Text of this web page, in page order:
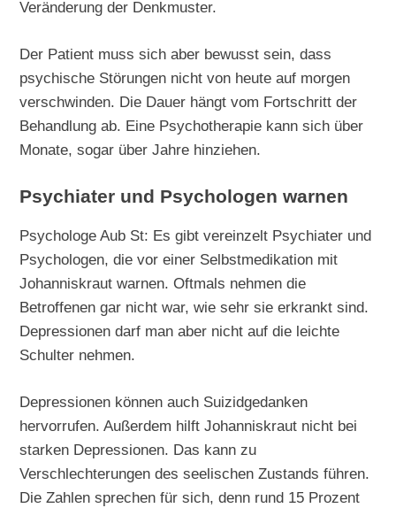
Veränderung der Denkmuster.
Der Patient muss sich aber bewusst sein, dass
psychische Störungen nicht von heute auf morgen
verschwinden. Die Dauer hängt vom Fortschritt der
Behandlung ab. Eine Psychotherapie kann sich über
Monate, sogar über Jahre hinziehen.
Psychiater und Psychologen warnen
Psychologe Aub St: Es gibt vereinzelt Psychiater und
Psychologen, die vor einer Selbstmedikation mit
Johanniskraut warnen. Oftmals nehmen die
Betroffenen gar nicht war, wie sehr sie erkrankt sind.
Depressionen darf man aber nicht auf die leichte
Schulter nehmen.
Depressionen können auch Suizidgedanken
hervorrufen. Außerdem hilft Johanniskraut nicht bei
starken Depressionen. Das kann zu
Verschlechterungen des seelischen Zustands führen.
Die Zahlen sprechen für sich, denn rund 15 Prozent